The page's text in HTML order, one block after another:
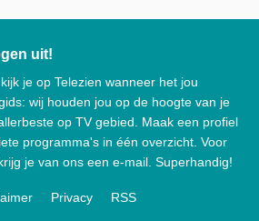
uit!
je op Telezien wanneer het jou
wij houden jou op de hoogte van je
op TV gebied. Maak een profiel
programma's in één overzicht. Voor
je van ons een e-mail. Superhandig!
Privacy RSS